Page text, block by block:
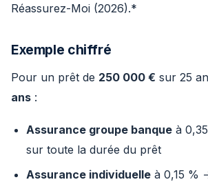
Réassurez-Moi (2026).*
Exemple chiffré
Pour un prêt de 250 000 € sur 25
ans :
Assurance groupe banque à
sur toute la durée du prêt
Assurance individuelle à 0,15 %